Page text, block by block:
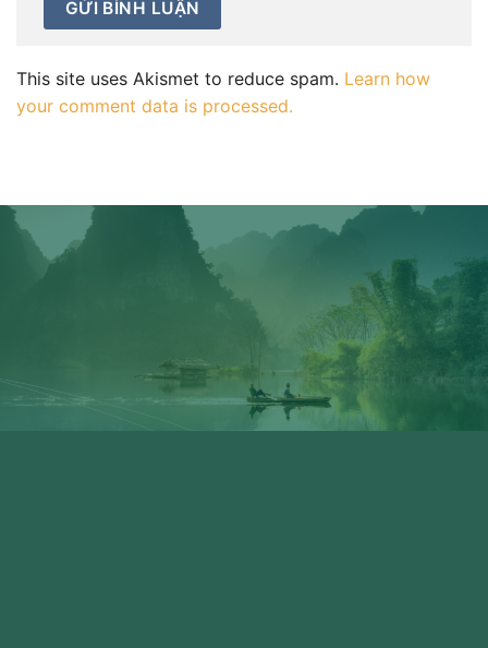
This site uses Akismet to reduce spam. Learn how
your comment data is processed.